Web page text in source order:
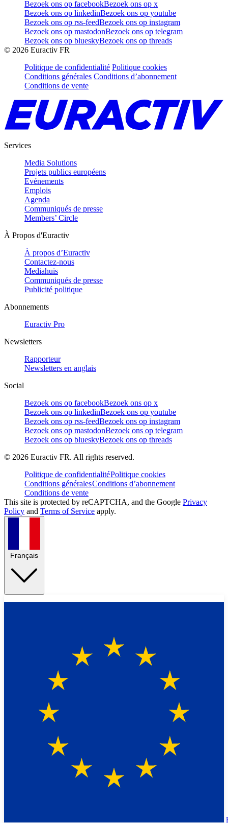
Bezoek ons op facebookBezoek ons op x
Bezoek ons op linkedinBezoek ons op youtube
Bezoek ons op rss-feedBezoek ons op instagram
Bezoek ons op mastodonBezoek ons op telegram
Bezoek ons op blueskyBezoek ons op threads
© 2026 Euractiv FR
Politique de confidentialité Politique cookies
Conditions générales Conditions d’abonnement
Conditions de vente
Services
Media Solutions
Projets publics européens
Evénements
Emplois
Agenda
Communiqués de presse
Members’ Circle
À Propos d'Euractiv
À propos d’Euractiv
Contactez-nous
Mediahuis
Communiqués de presse
Publicité politique
Abonnements
Euractiv Pro
Newsletters
Rapporteur
Newsletters en anglais
Social
Bezoek ons op facebookBezoek ons op x
Bezoek ons op linkedinBezoek ons op youtube
Bezoek ons op rss-feedBezoek ons op instagram
Bezoek ons op mastodonBezoek ons op telegram
Bezoek ons op blueskyBezoek ons op threads
© 2026 Euractiv FR. All rights reserved.
Politique de confidentialitéPolitique cookies
Conditions généralesConditions d’abonnement
Conditions de vente
This site is protected by reCAPTCHA, and the Google Privacy
Policy and Terms of Service apply.
Français